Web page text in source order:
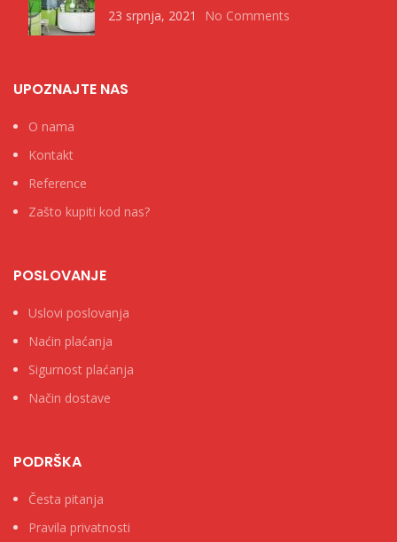
23 srpnja, 2021 No Comments
UPOZNAJTE NAS
O nama
Kontakt
Reference
Zašto kupiti kod nas?
POSLOVANJE
Uslovi poslovanja
Naćin plaćanja
Sigurnost plaćanja
Način dostave
PODRŠKA
Česta pitanja
Pravila privatnosti